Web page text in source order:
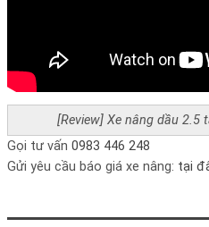
[Review] Xe nâng dầu 2.5
Gọi tư vấn 0983 446 248
Gửi yêu cầu báo giá xe nâng: tại